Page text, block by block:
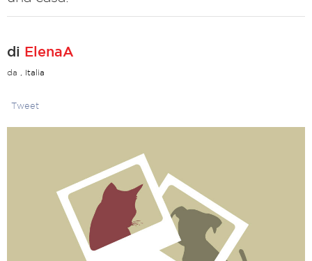
di ElenaA
da , Italia
Tweet